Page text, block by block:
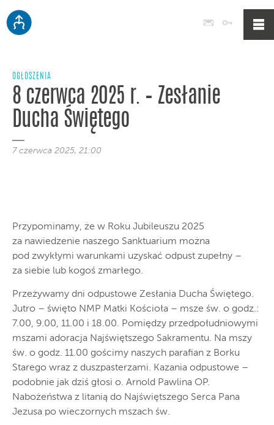
Poczta
OGŁOSZENIA
8 czerwca 2025 r. – Zesłanie
Ducha Świętego
7 czerwca 2025, 21:00
Przypominamy, że w Roku Jubileuszu 2025
za nawiedzenie naszego Sanktuarium można
pod zwykłymi warunkami uzyskać odpust zupełny –
za siebie lub kogoś zmarłego.
Przeżywamy dni odpustowe Zesłania Ducha Świętego.
Jutro – święto NMP Matki Kościoła – msze św. o godz.:
7.00, 9.00, 11.00 i 18.00. Pomiędzy przedpołudniowymi
mszami adoracja Najświętszego Sakramentu. Na mszy
św. o godz. 11.00 gościmy naszych parafian z Borku
Starego wraz z duszpasterzami. Kazania odpustowe –
podobnie jak dziś głosi o. Arnold Pawlina OP.
Nabożeństwa z litanią do Najświętszego Serca Pana
Jezusa po wieczornych mszach św.